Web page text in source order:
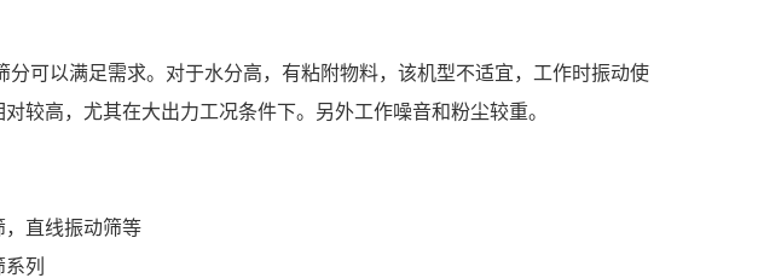
可以满足需求。对于水分高，有粘附物料，该机型不适宜，工作时振动使
较高，尤其在大出力工况条件下。另外工作噪音和粉尘较重。
直线振动筛等
列